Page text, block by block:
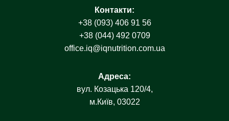
Контакти:
+38 (093) 406 91 56
+38 (044) 492 0709
office.iq@iqnutrition.com.ua
Адреса:
вул. Козацька 120/4,
м.Київ, 03022